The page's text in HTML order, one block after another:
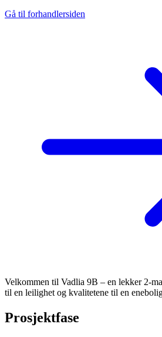
Gå til forhandlersiden
Velkommen til Vadlia 9B – en lekker 2-
til en leilighet og kvalitetene til en
Prosjektfase